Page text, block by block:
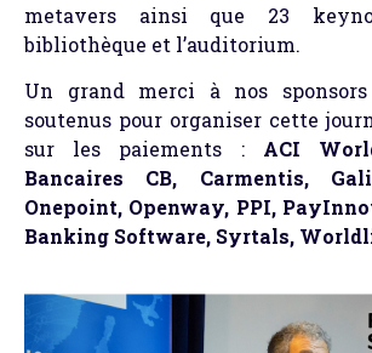
metavers ainsi que 23
bibliothèque et l’auditorium.
Un grand merci à nos
soutenus pour organiser cette
sur les paiements : ACI
Bancaires CB, Carmentis,
Onepoint, Openway, PPI,
Banking Software, Syrtals,